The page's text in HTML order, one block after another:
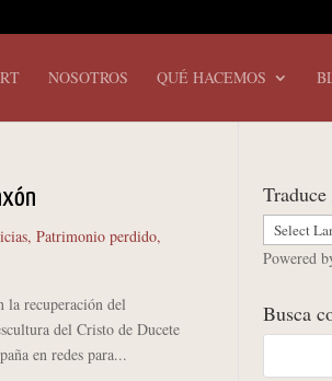
NOSOTROS QUÉ HACEMOS
, Patrimonio perdido,
la recuperación del
del Cristo de Ducete
en redes para...
Powered
Busca